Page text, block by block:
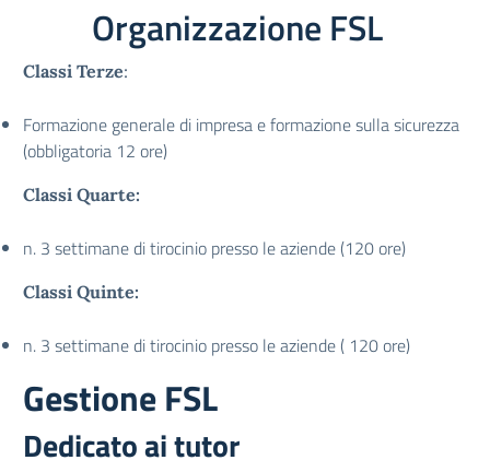
Organizzazione FSL
Classi Terze:
Formazione generale di impresa e formazione sulla sicurezza
(obbligatoria 12 ore)
Classi Quarte:
n. 3 settimane di tirocinio presso le aziende (120 ore)
Classi Quinte:
n. 3 settimane di tirocinio presso le aziende ( 120 ore)
Gestione FSL
Dedicato ai tutor